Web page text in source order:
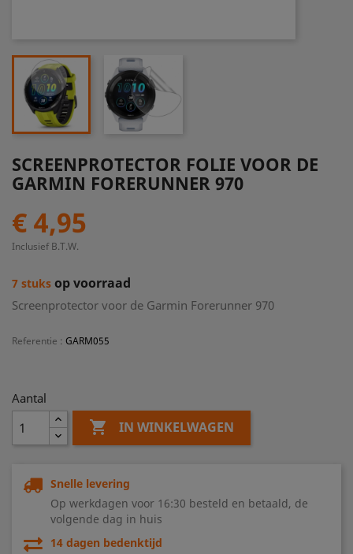
SCREENPROTECTOR FOLIE VOOR DE
GARMIN FORERUNNER 970
€ 4,95
Inclusief B.T.W.
7 stuks op voorraad
Screenprotector voor de Garmin Forerunner 970
Referentie : GARM055
Aantal
 IN WINKELWAGEN
Snelle levering
Op werkdagen voor 16:30 besteld en betaald, de
volgende dag in huis
14 dagen bedenktijd